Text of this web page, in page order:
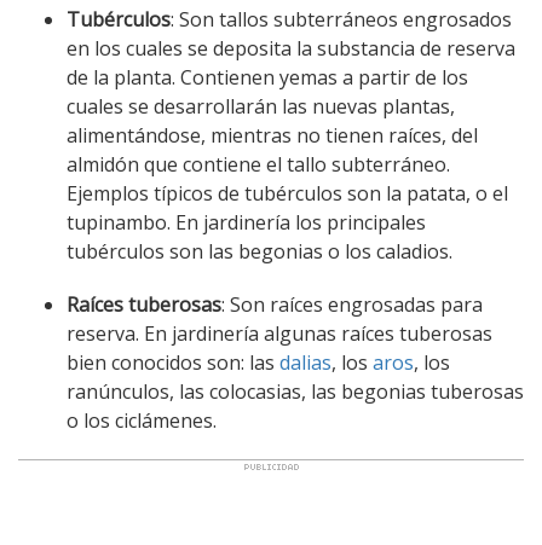
Tubérculos: Son tallos subterráneos engrosados
en los cuales se deposita la substancia de reserva
de la planta. Contienen yemas a partir de los
cuales se desarrollarán las nuevas plantas,
alimentándose, mientras no tienen raíces, del
almidón que contiene el tallo subterráneo.
Ejemplos típicos de tubérculos son la patata, o el
tupinambo. En jardinería los principales
tubérculos son las begonias o los caladios.
Raíces tuberosas: Son raíces engrosadas para
reserva. En jardinería algunas raíces tuberosas
bien conocidos son: las dalias, los aros, los
ranúnculos, las colocasias, las begonias tuberosas
o los ciclámenes.